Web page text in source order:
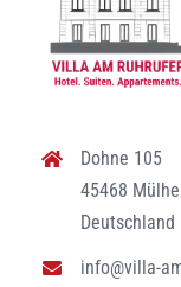
Dohne 105
45468
Deutschland
info@villa-